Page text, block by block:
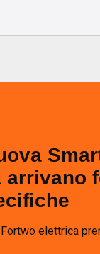
arrivano
elettrica